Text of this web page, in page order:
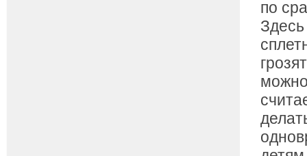
по
Здесь